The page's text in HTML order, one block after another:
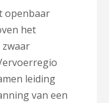
openbaar
het
leiding
van een